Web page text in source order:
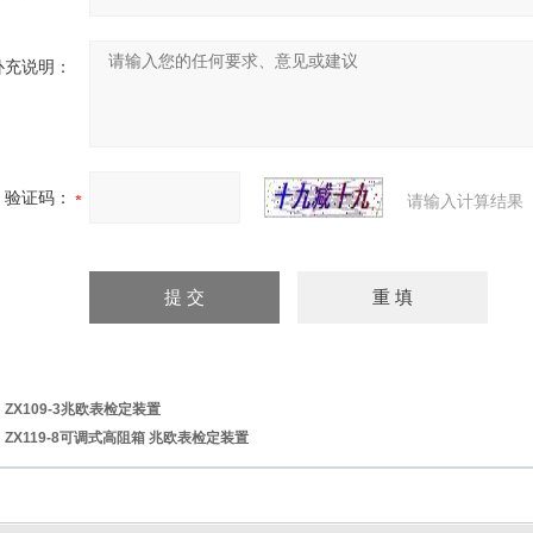
充说明：
验证码： 请输入计算结果
ZX109-3兆欧表检定装置
ZX119-8可调式高阻箱 兆欧表检定装置